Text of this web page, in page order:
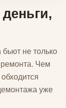
не только
Чем
уже